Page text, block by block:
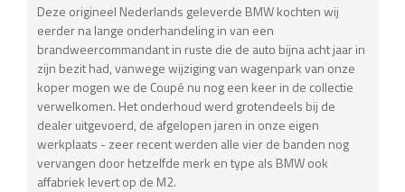
Deze origineel Nederlands geleverde BMW kochten wij
eerder na lange onderhandeling in van een
brandweercommandant in ruste die de auto bijna acht jaar in
zijn bezit had, vanwege wijziging van wagenpark van onze
koper mogen we de Coupé nu nog een keer in de collectie
verwelkomen. Het onderhoud werd grotendeels bij de
dealer uitgevoerd, de afgelopen jaren in onze eigen
werkplaats - zeer recent werden alle vier de banden nog
vervangen door hetzelfde merk en type als BMW ook
affabriek levert op de M2.